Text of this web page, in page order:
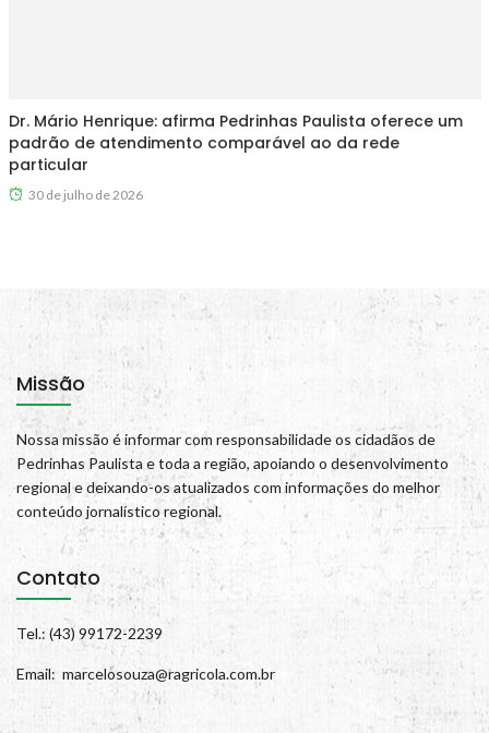
Dr. Mário Henrique: afirma Pedrinhas Paulista oferece um
padrão de atendimento comparável ao da rede
particular
30 de julho de 2026
Missão
Nossa missão é informar com responsabilidade os cidadãos de
Pedrinhas Paulista e toda a região, apoiando o desenvolvimento
regional e deixando-os atualizados com informações do melhor
conteúdo jornalístico regional.
Contato
Tel.: (43) 99172-2239
Email: marcelosouza@ragricola.com.br